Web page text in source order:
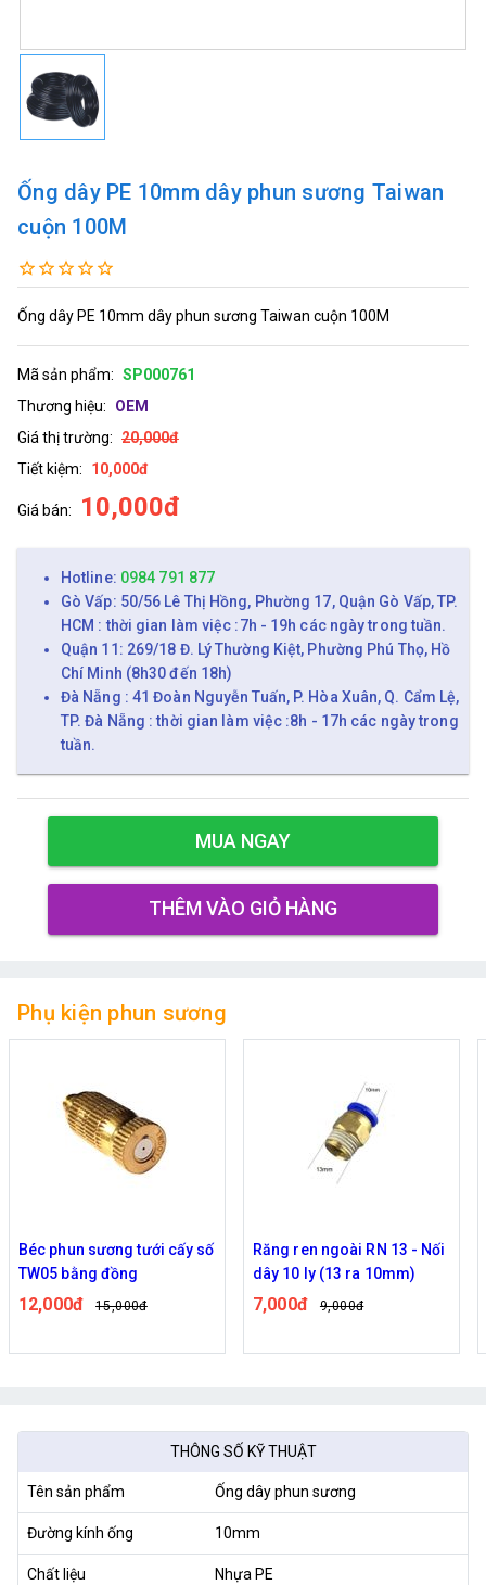
Ống dây PE 10mm dây phun sương Taiwan
cuộn 100M
Ống dây PE 10mm dây phun sương Taiwan cuộn 100M
Mã sản phẩm: SP000761
Thương hiệu:
OEM
Giá thị trường: 20,000đ
Tiết kiệm:
10,000đ
Giá bán: 10,000đ
Hotline: 0984 791 877
Gò Vấp: 50/56 Lê Thị Hồng, Phường 17, Quận Gò Vấp, TP.
HCM : thời gian làm việc :7h - 19h các ngày trong tuần.
Quận 11: 269/18 Đ. Lý Thường Kiệt, Phường Phú Thọ, Hồ
Chí Minh (8h30 đến 18h)
Đà Nẵng : 41 Đoàn Nguyễn Tuấn, P. Hòa Xuân, Q. Cẩm Lệ,
TP. Đà Nẵng : thời gian làm việc :8h - 17h các ngày trong
tuần.
MUA NGAY
THÊM VÀO GIỎ HÀNG
Phụ kiện phun sương
Béc phun sương tưới cấy số
TW05 bằng đồng
12,000đ 15,000đ
Răng ren ngoài RN 13 - Nối
dây 10 ly (13 ra 10mm)
7,000đ 9,000đ
THÔNG SỐ KỸ THUẬT
Tên sản phẩm Ống dây phun sương
Đường kính ống 10mm
Chất liệu Nhựa PE